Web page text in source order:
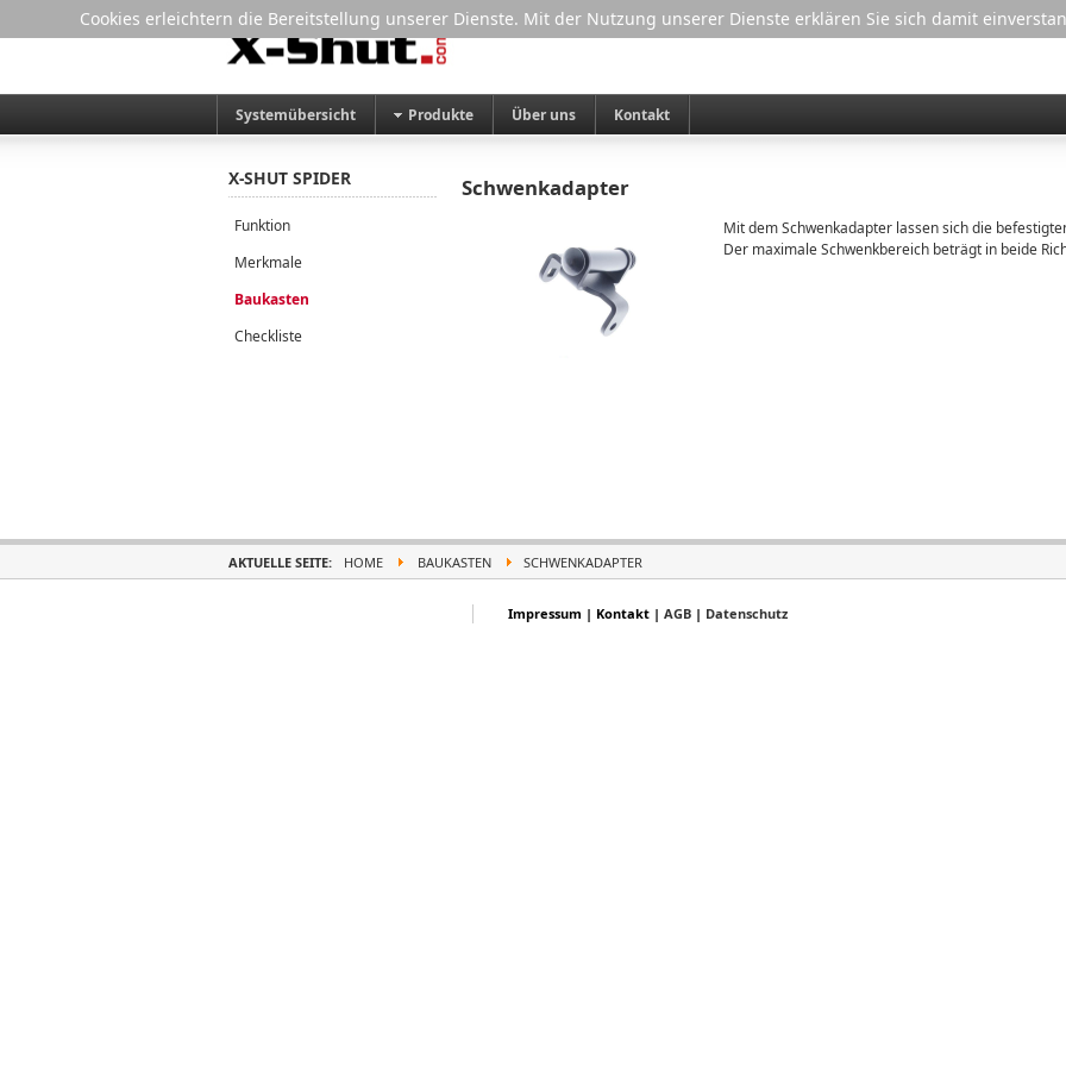
Systemübersicht Produkte Über uns Kontakt
Schwenkadapter
Mit dem Schwenkadapter lassen sich die
Der maximale Schwenkbereich beträgt in beide
X-SHUT SPIDER
Funktion
Merkmale
Baukasten
Checkliste
AKTUELLE SEITE: HOME BAUKASTEN SCHWENKADAPTER
Impressum | Kontakt | AGB | Datenschutz
Cookies erleichtern die Bereitstellung unserer Dienste. Mit der Nutzung unserer Dienste erklären Sie sich damit